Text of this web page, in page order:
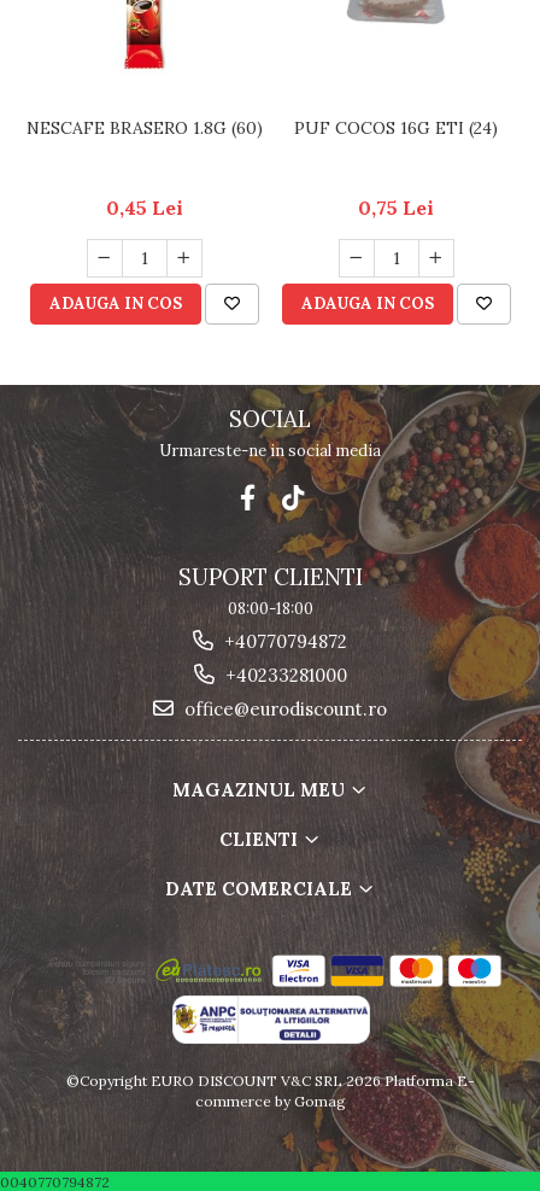
NESCAFE BRASERO 1.8G (60)
0,45 Lei
ADAUGA IN COS
PUF COCOS 16G ETI (24)
0,75 Lei
ADAUGA IN COS
SOCIAL
Urmareste-ne in social media
SUPORT CLIENTI
08:00-18:00
+40770794872
+40233281000
office@eurodiscount.ro
MAGAZINUL MEU
CLIENTI
DATE COMERCIALE
©Copyright EURO DISCOUNT V&C SRL 2026Platforma E-
commerce by Gomag
0040770794872